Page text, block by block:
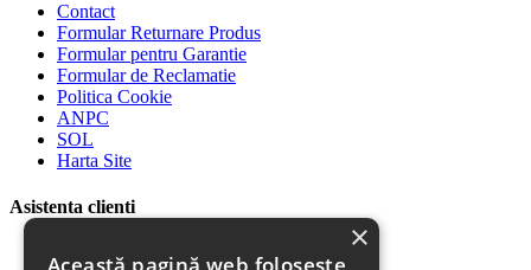
Contact
Formular Returnare Produs
Formular pentru Garantie
Formular de Reclamatie
Politica Cookie
ANPC
SOL
Harta Site
Asistenta clienti
Plata Produselor
×